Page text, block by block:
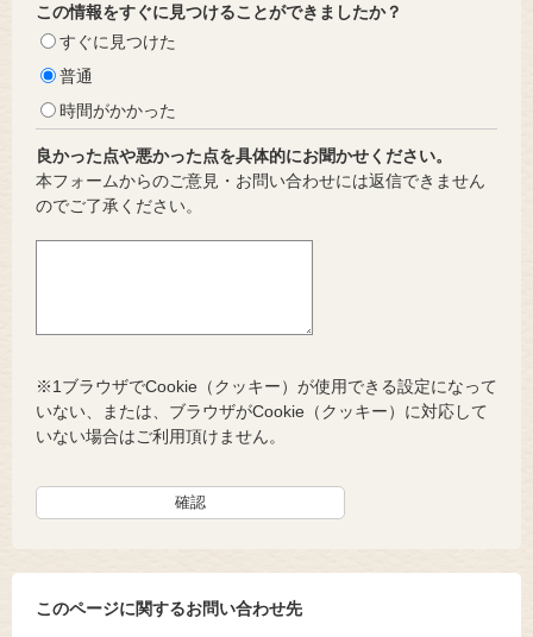
この情報をすぐに見つけることができましたか？
すぐに見つけた
普通
時間がかかった
良かった点や悪かった点を具体的にお聞かせください。
本フォームからのご意見・お問い合わせには返信できません
のでご了承ください。
※1ブラウザでCookie（クッキー）が使用できる設定になって
いない、または、ブラウザがCookie（クッキー）に対応して
いない場合はご利用頂けません。
このページに関するお問い合わせ先